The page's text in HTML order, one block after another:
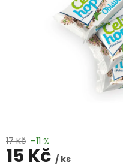
17 Kč –11 %
15 Kč / ks